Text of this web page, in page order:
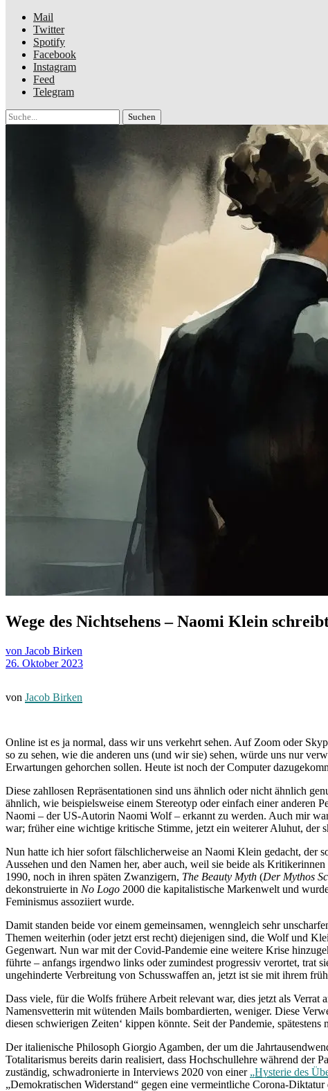
Mail
Twitter
Spotify
Facebook
Instagram
Feed
Telegram
Suche
Wege des Nichtsehens – Naomi Klein
von Jacob Birken
26. Oktober 2023
von Jacob Birken
Online ist es ja normal, dass wir uns verkehrt sehen. Auf Zoom oder
so zu sehen, wie die anderen uns (und wir sie) sehen, würde uns nur
Erwartungen gehorchen sollen. Heute ist noch der Computer
Diese zahllosen Repräsentationen sind uns ähnlich oder nicht ähnlich
ähnlich, wie beispielsweise einem Stereotyp oder einfach einer anderen
Naomi – der US-Autorin Naomi Wolf – erkannt zu werden. Auch mir
war; früher eine wichtige kritische Stimme, jetzt ein weiterer Aluhut, der
Nun hatte ich hier sofort fälschlicherweise an Naomi Klein gedacht, der
Aussehen und den Namen her, aber auch, weil sie beide als
1990, noch in ihren späten Zwanzigern, The Beauty Myth (Der Mythos
dekonstruierte in No Logo 2000 die kapitalistische Markenwelt und
Feminismus assoziiert wurde.
Damit standen beide vor einem gemeinsamen, wenngleich sehr
Themen weiterhin (oder jetzt erst recht) diejenigen sind, die Wolf und
Gegenwart. Nun war mit der Covid-Pandemie eine weitere Krise
führte – anfangs irgendwo links oder zumindest progressiv verortet, trat
ungehinderte Verbreitung von Schusswaffen an, jetzt ist sie mit ihrem
Dass viele, für die Wolfs frühere Arbeit relevant war, dies jetzt als Verrat
Namensvetterin mit wütenden Mails bombardierten, weniger. Diese
diesen schwierigen Zeiten‘ kippen könnte. Seit der Pandemie,
Der italienische Philosoph Giorgio Agamben, der um die
Totalitarismus bereits darin realisiert, dass Hochschullehre während
zuständig, schwadronierte in Interviews 2020 von einer „Hysterie des
„Demokratischen Widerstand“ gegen eine vermeintliche Corona-Diktatur